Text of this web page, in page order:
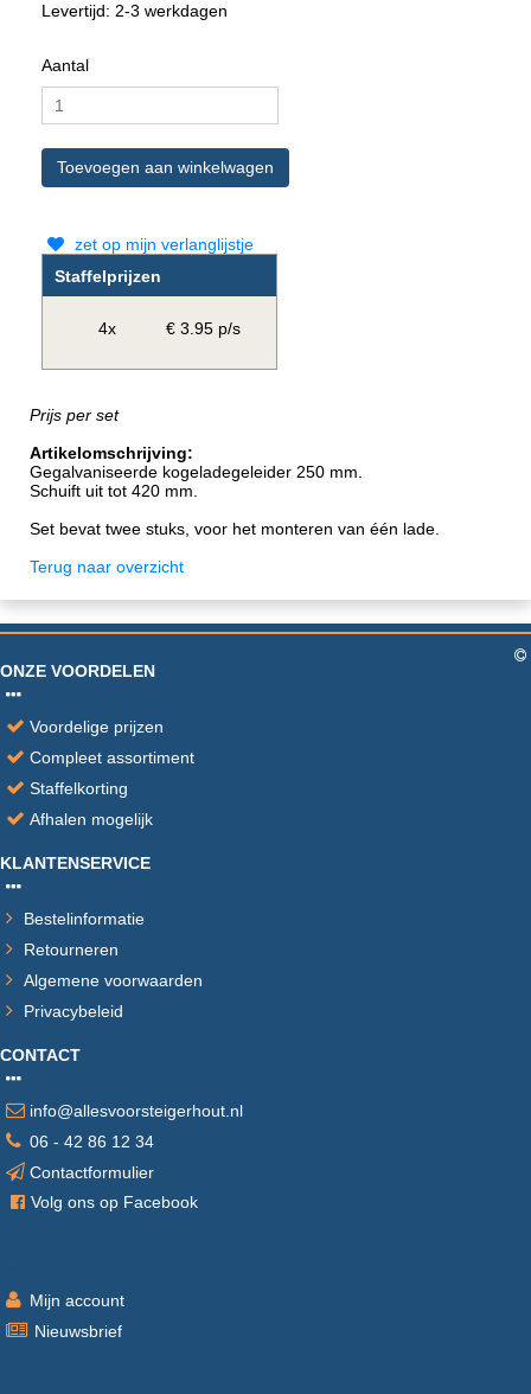
Levertijd: 2-3 werkdagen
Aantal
zet op mijn verlanglijstje
Staffelprijzen
4x € 3.95 p/s
Prijs per set
Artikelomschrijving:
Gegalvaniseerde kogeladegeleider 250 mm.
Schuift uit tot 420 mm.
Set bevat twee stuks, voor het monteren van één lade.
Terug naar overzicht
ONZE VOORDELEN
Voordelige prijzen
Compleet assortiment
Staffelkorting
Afhalen mogelijk
KLANTENSERVICE
Bestelinformatie
Retourneren
Algemene voorwaarden
Privacybeleid
CONTACT
info@allesvoorsteigerhout.nl
06 - 42 86 12 34
Contactformulier
Volg ons op Facebook
Mijn account
Nieuwsbrief